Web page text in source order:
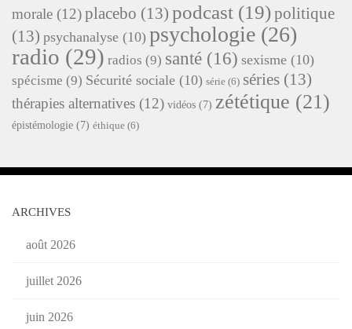
morale (12)placebo (13) podcast (19)politique
(13) psychanalyse (10) psychologie (26)
radio (29) radios (9) santé (16) sexisme (10)
spécisme (9) Sécurité sociale (10) série (6) séries (13)
thérapies alternatives (12) vidéos (7) zététique (21)
épistémologie (7) éthique (6)
ARCHIVES
août 2026
juillet 2026
juin 2026